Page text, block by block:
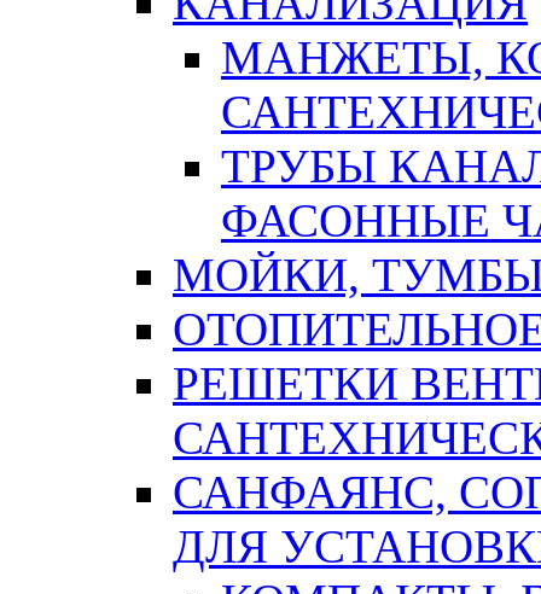
МАНЖЕТЫ,
ТРУБЫ
ФАСОННЫЕ
МОЙКИ,
РЕШЕТКИ
САНФАЯНС,
ДЛЯ